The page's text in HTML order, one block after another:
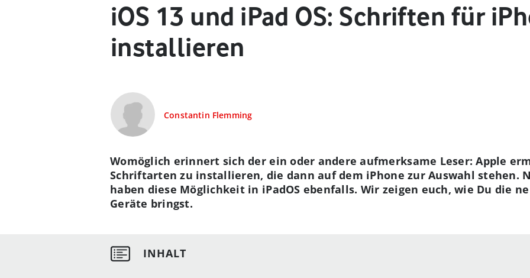
iOS 13 und iPad OS: Schriften für
installieren
Constantin Flemming
Womöglich erinnert sich der ein oder andere aufmerksame Leser: Apple
Schriftarten zu installieren, die dann auf dem iPhone zur Auswahl stehen.
haben diese Möglichkeit in iPadOS ebenfalls. Wir zeigen euch, wie Du die
Geräte bringst.